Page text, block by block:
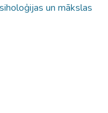
un mākslas